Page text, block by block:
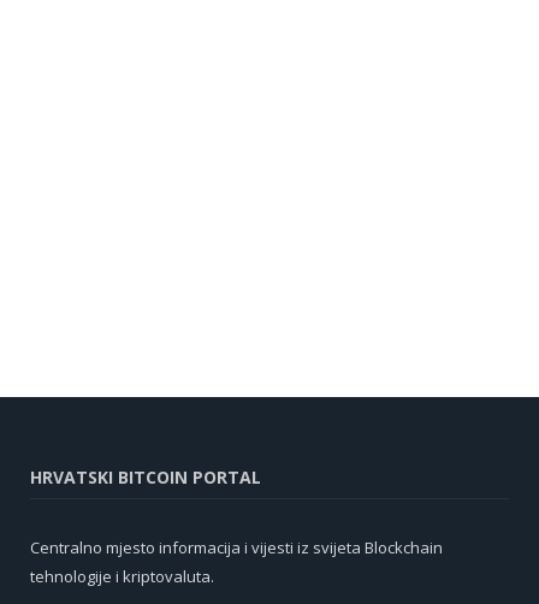
HRVATSKI BITCOIN PORTAL
Centralno mjesto informacija i vijesti iz svijeta Blockchain
tehnologije i kriptovaluta.